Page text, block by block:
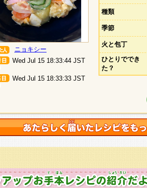
ニョキシー
Wed Jul 15 18:33:44 JST
Wed Jul 15 18:33:33 JST
種類
季節
火と包丁
ひとりででき
た？